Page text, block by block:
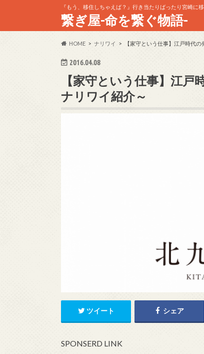
『もう、移住しちゃえば？』行き当たりばったり宮崎
繋ぎ屋-命を繋ぐ物語-
HOME ナリワイ 【家守という仕事】江戸時代
2016.04.08
【家守という仕事】江
ナリワイ紹介～
ツイート シェア
SPONSERD LINK